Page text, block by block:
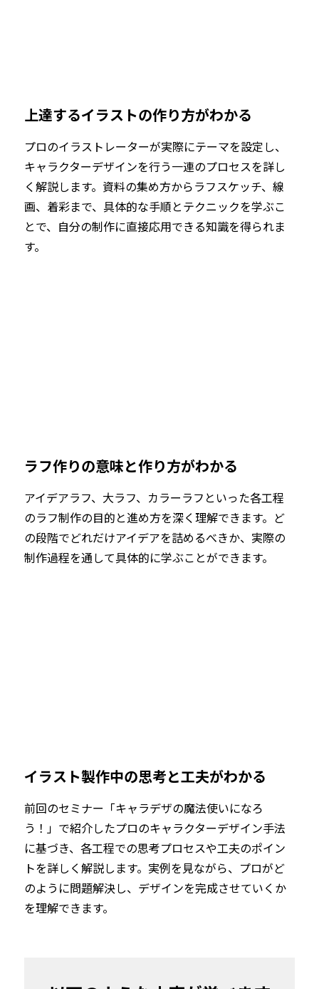
上達するイラストの作り方がわかる
プロのイラストレーターが実際にテーマを設定し、
キャラクターデザインを行う一連のプロセスを詳し
く解説します。資料の集め方からラフスケッチ、線
画、着彩まで、具体的な手順とテクニックを学ぶこ
とで、自分の制作に直接応用できる知識を得られま
す。
ラフ作りの意味と作り方がわかる
アイデアラフ、大ラフ、カラーラフといった各工程
のラフ制作の目的と進め方を深く理解できます。ど
の段階でどれだけアイデアを詰めるべきか、実際の
制作過程を通して具体的に学ぶことができます。
イラスト製作中の思考と工夫がわかる
前回のセミナー「キャラデザの魔法使いになろ
う！」で紹介したプロのキャラクターデザイン手法
に基づき、各工程での思考プロセスや工夫のポイン
トを詳しく解説します。実例を見ながら、プロがど
のように問題解決し、デザインを完成させていくか
を理解できます。